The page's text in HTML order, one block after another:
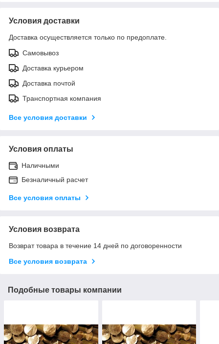
Условия доставки
Доставка осуществляется только по предоплате.
Самовывоз
Доставка курьером
Доставка почтой
Транспортная компания
Все условия доставки
Условия оплаты
Наличными
Безналичный расчет
Все условия оплаты
Условия возврата
Возврат товара в течение 14 дней по договоренности
Все условия возврата
Подобные товары компании